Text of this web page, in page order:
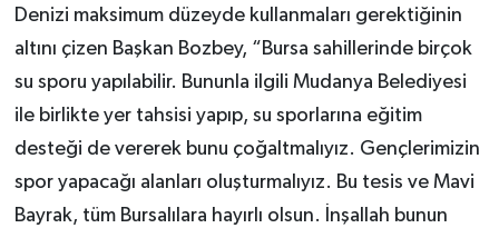
Denizi maksimum düzeyde kullanmaları gerektiğinin
altını çizen Başkan Bozbey, “Bursa sahillerinde birçok
su sporu yapılabilir. Bununla ilgili Mudanya Belediyesi
ile birlikte yer tahsisi yapıp, su sporlarına eğitim
desteği de vererek bunu çoğaltmalıyız. Gençlerimizin
spor yapacağı alanları oluşturmalıyız. Bu tesis ve Mavi
Bayrak, tüm Bursalılara hayırlı olsun. İnşallah bunun